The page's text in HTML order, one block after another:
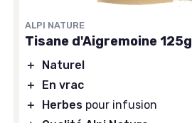
ALPI NATURE
Tisane d'Aigremoine 125g
＋
Naturel
＋
En vrac
＋
Herbes pour infusion